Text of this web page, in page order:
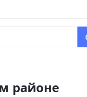
районе